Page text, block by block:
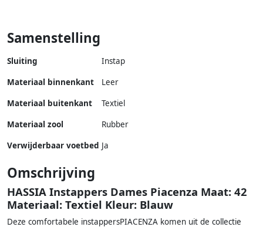
Samenstelling
Sluiting
Instap
Materiaal binnenkant
Leer
Materiaal buitenkant
Textiel
Materiaal zool
Rubber
Verwijderbaar voetbed Ja
Omschrijving
HASSIA Instappers Dames Piacenza Maat: 42
Materiaal: Textiel Kleur: Blauw
Deze comfortabele instappersPIACENZA komen uit de collectie